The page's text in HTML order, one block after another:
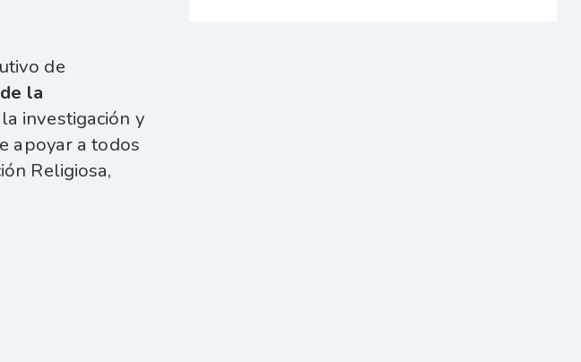
de
la
investigación y
apoyar a todos
Religiosa,